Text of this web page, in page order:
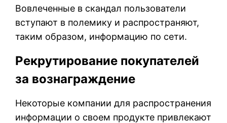
Вовлеченные в скандал пользователи
вступают в полемику и распространяют,
таким образом, информацию по сети.
Рекрутирование покупателей
за вознаграждение
Некоторые компании для распространения
информации о своем продукте привлекают